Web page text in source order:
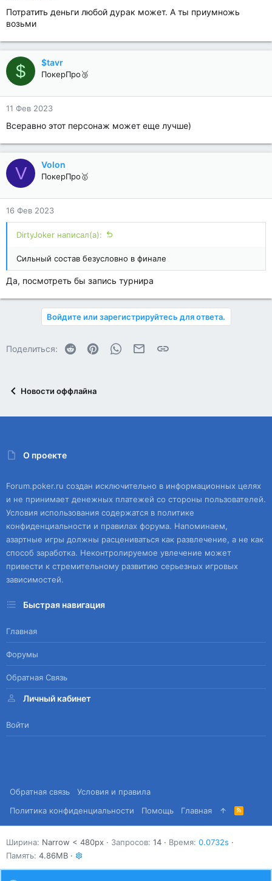
Потратить деньги любой дурак может. А ты приумножь
возьми
$ $tavr
ПокерПро🥉
11 Фев 2023
Всеравно этот персонаж может еще лучше)
V Volon
ПокерПро🥇
16 Фев 2023
DirtyJoker написал(а):
Сильный состав безусловно в финале
Да, посмотреть бы запись турнира
Войдите или зарегистрируйтесь для ответа.
Поделиться: Reddit PinterestWhatsAppЭлектронная почта
Ссылка
Новости оффлайна
О проекте
Forum.poker.ru создан исключительно в информационных целях
и не принимает денежных платежей со стороны пользователей.
Условия использования содержатся в политике
конфиденциальности и правилах форума. Напоминаем,
азартные игры должны расцениваться как развлечение, а не как
способ заработка. Неконтролируемое увлечение может
привести к стремительному развитию серьезных игровых
зависимостей.
Быстрая навигация
Главная
Форумы
Обратная Связь
Личный кабинет
Войти
Обратная связь
Условия и правила
Политика конфиденциальности
Помощь Главная
R
S
S
Ширина Запросов 14 Время 0.0732s
Память 4.86MB